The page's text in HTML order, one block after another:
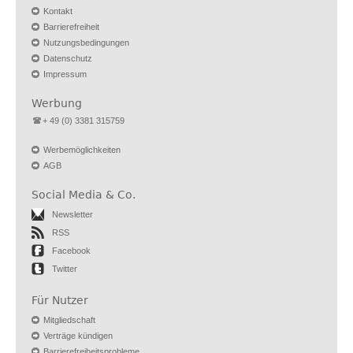
Kontakt
Barrierefreiheit
Nutzungsbedingungen
Datenschutz
Impressum
Werbung
+ 49 (0) 3381 315759
Werbemöglichkeiten
AGB
Social Media & Co.
Newsletter
RSS
Facebook
Twitter
Für Nutzer
Mitgliedschaft
Verträge kündigen